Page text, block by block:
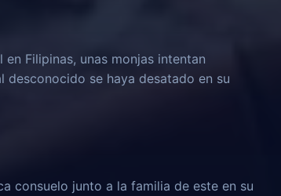
Filipinas, unas monjas intentan
desconocido se haya desatado en su
consuelo junto a la familia de este en su